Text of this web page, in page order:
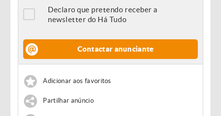
Declaro que pretendo receber a
newsletter do Há Tudo
Contactar anunciante
Adicionar aos favoritos
Partilhar anúncio